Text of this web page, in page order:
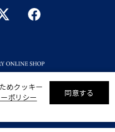
絞り込んで検索する
めクッキー
ポリシー
同意する